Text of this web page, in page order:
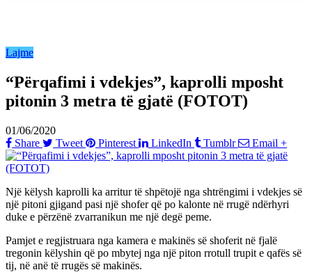
Lajme
“Përqafimi i vdekjes”, kaprolli mposht
pitonin 3 metra të gjatë (FOTOT)
01/06/2020
Share
Tweet Pinterest LinkedIn Tumblr Email +
Një këlysh kaprolli ka arritur të shpëtojë nga shtrëngimi i vdekjes së
një pitoni gjigand pasi një shofer që po kalonte në rrugë ndërhyri
duke e përzënë zvarranikun me një degë peme.
Pamjet e regjistruara nga kamera e makinës së shoferit në fjalë
tregonin këlyshin që po mbytej nga një piton rrotull trupit e qafës së
tij, në anë të rrugës së makinës.